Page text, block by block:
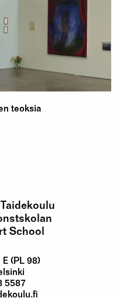
teoksia
School
E (PL 98)
5587